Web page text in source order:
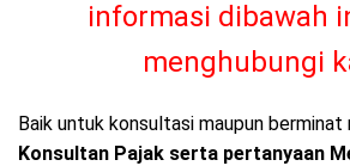
informasi dibawah
menghubungi
Baik untuk konsultasi maupun berminat
Konsultan Pajak serta pertanyaan